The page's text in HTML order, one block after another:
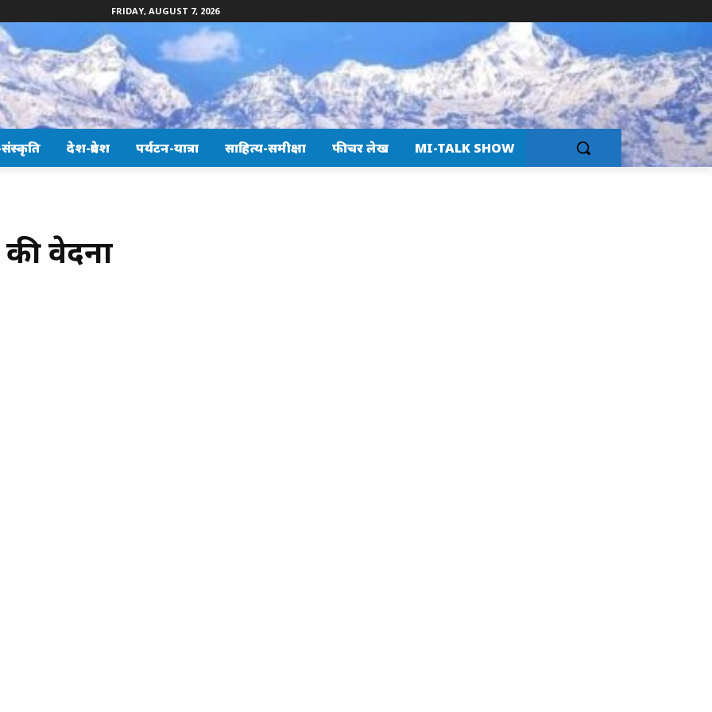
FRIDAY, AUGUST 7, 2026
देश-प्रदेश पर्यटन-यात्रा साहित्य-समीक्षा फीचर लेख MI-TALK SHOW
वेदना